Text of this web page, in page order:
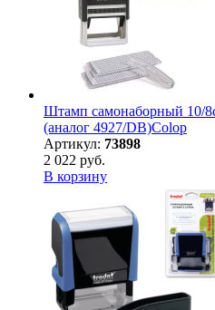
Штамп самонаборный 10/
(аналог 4927/DB)Colop
Артикул: 73898
2 022 руб.
В корзину